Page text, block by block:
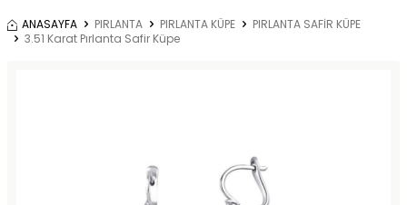
ANASAYFA PIRLANTA PIRLANTA KÜPE
PIRLANTA SAFİR KÜPE
3.51 Karat Pırlanta Safir Küpe